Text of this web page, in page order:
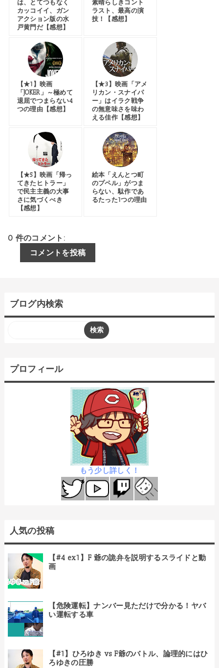
は、とてつもなく
カッコイイ、ガン
アクション版の水
戸黄門だ【感想】
素晴らしきコント
ラスト、最高の演
技！【感想】
【★1】映画
「JOKER」～極めて
退屈でつまらない4
つの理由【感想】
【★3】映画「アメ
リカン・スナイパ
ー」はイラク戦争
の無意味さを味わ
える佳作【感想】
【★5】映画「帰っ
てきたヒトラー」
で民主主義の大事
さに気づくべき
【感想】
絵本「えんとつ町
のプペル」がつま
らない、駄作であ
るたった1つの理由
0 件のコメント:
コメントを投稿
ブログ内検索
プロフィール
もう少し詳しく！
人気の投稿
【#4 ex1】F 爺の詭弁を説明するスライドと動
画
【危険運転】ナンバー見ただけで分かる！ヤバ
い運転する車
【#1】ひろゆき vs F爺のバトル、論理的にはひ
ろゆきの圧勝